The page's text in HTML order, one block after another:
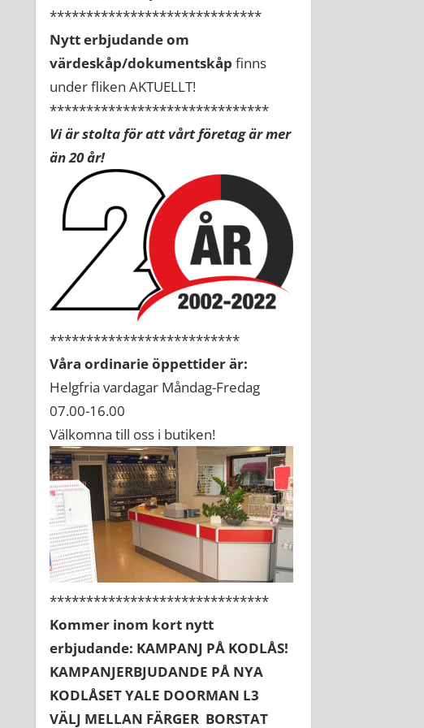
*****************************
Nytt erbjudande om
värdeskåp/dokumentskåp finns
under fliken AKTUELLT!
******************************
Vi är stolta för att vårt företag är mer
än 20 år!
**************************
Våra ordinarie öppettider är:
Helgfria vardagar Måndag-Fredag
07.00-16.00
Välkomna till oss i butiken!
******************************
Kommer inom kort nytt
erbjudande: KAMPANJ PÅ KODLÅS!
KAMPANJERBJUDANDE PÅ NYA
KODLÅSET YALE DOORMAN L3
VÄLJ MELLAN FÄRGER BORSTAT